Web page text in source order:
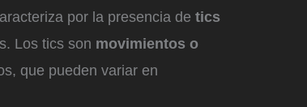
por la presencia de tics
Los tics son movimientos o
que pueden variar en